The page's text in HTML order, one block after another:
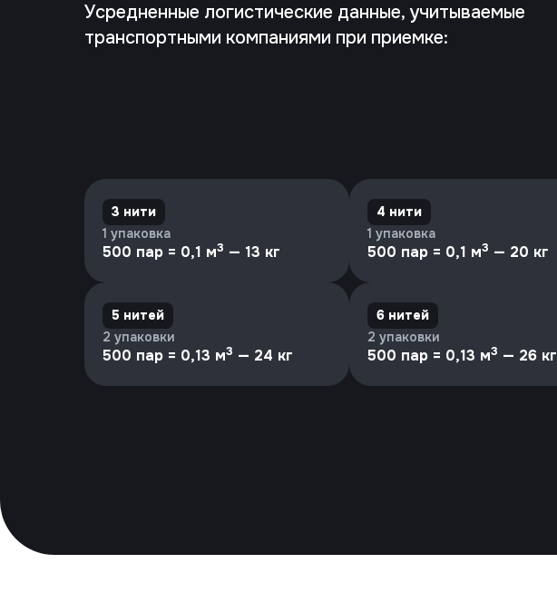
Усредненные логистические данные, учитываемые
транспортными компаниями при приемке:
3 нити
1 упаковка
500 пар = 0,1 м3 — 13 кг
4 нити
1 упаковка
500 пар = 0,1 м3 — 20 кг
5 нитей
2 упаковки
500 пар = 0,13 м3 — 24 кг
6 нитей
2 упаковки
500 пар = 0,13 м3 — 26 кг